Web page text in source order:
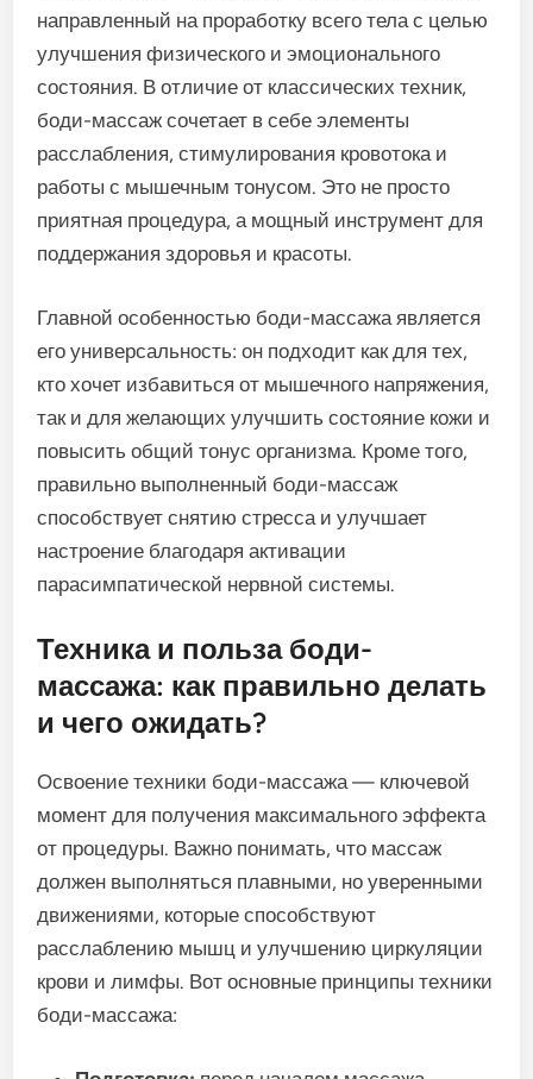
направленный на проработку всего тела с целью
улучшения физического и эмоционального
состояния. В отличие от классических техник,
боди-массаж сочетает в себе элементы
расслабления, стимулирования кровотока и
работы с мышечным тонусом. Это не просто
приятная процедура, а мощный инструмент для
поддержания здоровья и красоты.
Главной особенностью боди-массажа является
его универсальность: он подходит как для тех,
кто хочет избавиться от мышечного напряжения,
так и для желающих улучшить состояние кожи и
повысить общий тонус организма. Кроме того,
правильно выполненный боди-массаж
способствует снятию стресса и улучшает
настроение благодаря активации
парасимпатической нервной системы.
Техника и польза боди-
массажа: как правильно делать
и чего ожидать?
Освоение техники боди-массажа — ключевой
момент для получения максимального эффекта
от процедуры. Важно понимать, что массаж
должен выполняться плавными, но уверенными
движениями, которые способствуют
расслаблению мышц и улучшению циркуляции
крови и лимфы. Вот основные принципы техники
боди-массажа: